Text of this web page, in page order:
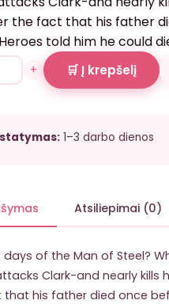
the fact that his father
told him he could
+ 🛒 Į krepšelį
1–3 darbo dienos
Atsiliepimai (0)
days of the Man of Steel?
Clark-and nearly kills
his father died once